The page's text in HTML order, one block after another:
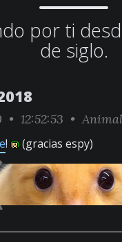
por ti
de siglo.
• 12:52:53 •
! (gracias espy)